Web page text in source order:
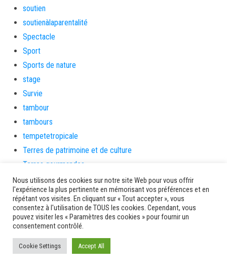
soutien
soutienàlaparentalité
Spectacle
Sport
Sports de nature
stage
Survie
tambour
tambours
tempetetropicale
Terres de patrimoine et de culture
Terres gourmandes
théâtre
Tourisme
toussaint
tradition
Transport et routes
Nous utilisons des cookies sur notre site Web pour vous offrir
l'expérience la plus pertinente en mémorisant vos préférences et en
répétant vos visites. En cliquant sur « Tout accepter », vous
consentez à l'utilisation de TOUS les cookies. Cependant, vous
pouvez visiter les « Paramètres des cookies » pour fournir un
consentement contrôlé.
Cookie Settings Accept All